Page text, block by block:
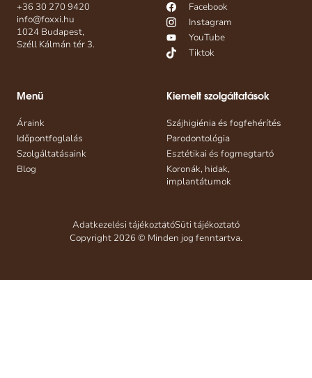
+36 30 270 9420
info@foxxi.hu
1024 Budapest,
Széll Kálmán tér 3.
Facebook
Instagram
YouTube
Tiktok
Menü
Áraink
Időpontfoglalás
Szolgáltatásaink
Blog
Kiemelt szolgáltatások
Szájhigiénia és fogfehérítés
Parodontológia
Esztétikai és fogmegtartó
Koronák, hidak,
implantátumok
Adatkezelési tájékoztatóSüti tájékoztató
Copyright 2026 © Minden jog fenntartva.